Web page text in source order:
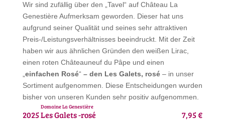
Wir sind zufällig über den „Tavel“ auf Château La
Genestière Aufmerksam geworden. Dieser hat uns
aufgrund seiner Qualität und seines sehr attraktiven
Preis-/Leistungsverhältnisses beeindruckt. Mit der Zeit
haben wir aus ähnlichen Gründen den weißen Lirac,
einen roten Châteauneuf du Pâpe und einen
einfachen Rosé“ – den Les Galets, rosé– in unser
Sortiment aufgenommen. Diese Entscheidungen wurden
bisher von unseren Kunden sehr positiv aufgenommen.
2025
Domaine La Genestière
Les Galets -rosé 7,95 €